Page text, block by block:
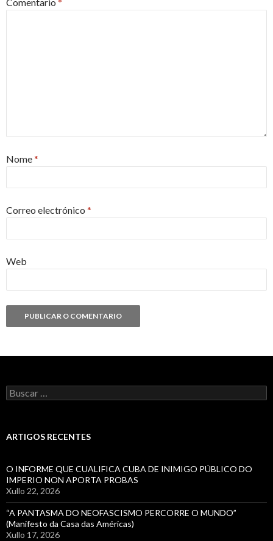
Nome*
Correo electrónico *
Web
Buscar:
ARTIGOS RECENTES
O INFORME QUE CUALIFICA CUBA DE INIMIGO PÚBLICO DO
IMPERIO NON APORTA PROBAS
Xullo 22, 2026
“A PANTASMA DO NEOFASCISMO PERCORRE O MUNDO”
(Manifesto da Casa das Américas)
Xullo 17, 2026